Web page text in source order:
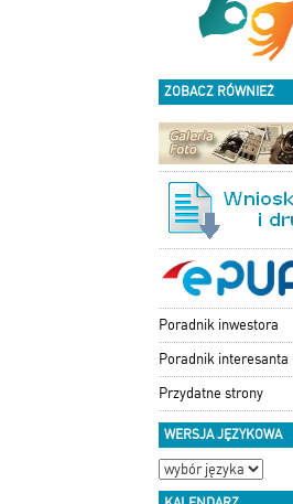
ZOBACZ RÓWNIEŻ
Poradnik inwestora
Poradnik interesanta
Przydatne strony
WERSJA JĘZYKOWA